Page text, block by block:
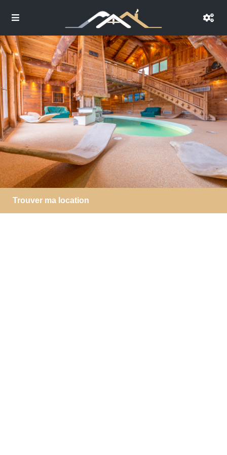
Trouver ma location